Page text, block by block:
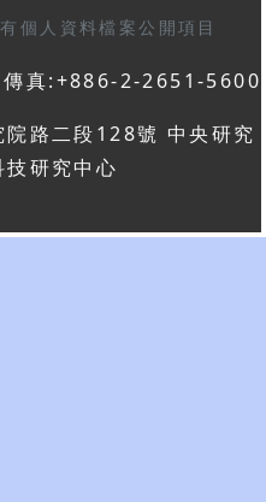
個人資料檔案公開項目
真:+886-2-2651-5600
路二段128號 中央研究
研究中心